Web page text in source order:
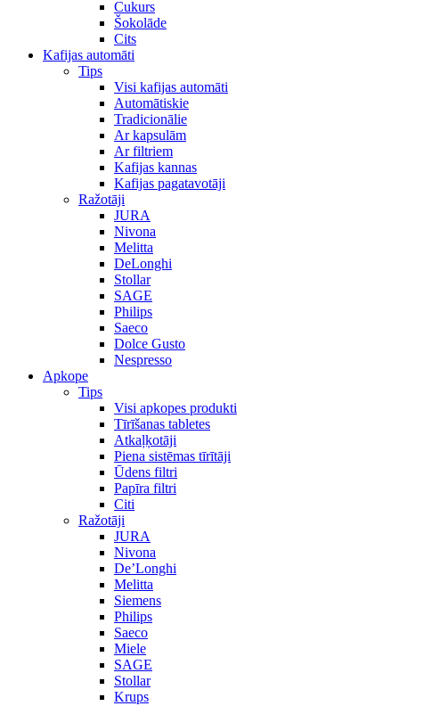
Cukurs
Šokolāde
Cits
Kafijas automāti
Tips
Visi kafijas automāti
Automātiskie
Tradicionālie
Ar kapsulām
Ar filtriem
Kafijas kannas
Kafijas pagatavotāji
Ražotāji
JURA
Nivona
Melitta
DeLonghi
Stollar
SAGE
Philips
Saeco
Dolce Gusto
Nespresso
Apkope
Tips
Visi apkopes produkti
Tīrīšanas tabletes
Atkaļķotāji
Piena sistēmas tīrītāji
Ūdens filtri
Papīra filtri
Citi
Ražotāji
JURA
Nivona
De’Longhi
Melitta
Siemens
Philips
Saeco
Miele
SAGE
Stollar
Krups